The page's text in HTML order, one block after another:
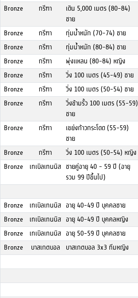
Bronze กรีฑา
เดิน 5,000 เมตร (80-84)
ชาย
Bronze กรีฑา ทุ่มน้ำหนัก (70-74) ชาย
Bronze
กรีฑา ทุ่มน้ำหนัก (80-84) ชาย
Bronze
กรีฑา พุ่งแหลน (80-84) หญิง
Bronze
กรีฑา วิ่ง 100 เมตร (45-49) ชาย
Bronze
กรีฑา วิ่ง 100 เมตร (50-54) ชาย
Bronze
กรีฑา
วิ่งข้ามรั้ว 100 เมตร (55-59)
ชาย
Bronze กรีฑา
เขย่งก้าวกระโดด (55-59)
ชาย
Bronze กรีฑา วิ่ง 100 เมตร (50-54) หญิง
Bronze
เทเบิลเทนนิส ชายคู่อายุ 40 - 59 ปี (อายุ
รวม 99 ปีขึ้นไป)
Bronze
เทเบิลเทนนิส อายุ 40-49 ปี บุคคลชาย
Bronze
เทเบิลเทนนิส อายุ 40-49 ปี บุคคลหญิง
Bronze
เทเบิลเทนนิส อายุ 50-59 ปี บุคคลชาย
Bronze
บาสเกตบอล บาสเกตบอล 3x3 ทีมหญิง